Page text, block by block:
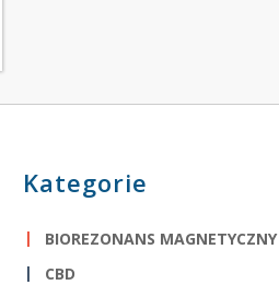
Kategorie
BIOREZONANS MAGNETYCZNY
CBD